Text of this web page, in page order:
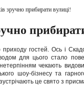
зручно прибирати вулиці!
гостей. Ось і
для цього стало
чекають
шоу-бізнесу та
це свято з